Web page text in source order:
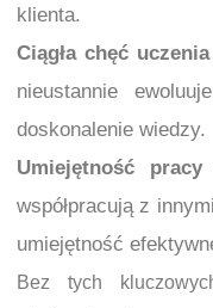
klienta.
Ciągła chęć
nieustannie
doskonalenie wiedzy.
Umiejętność
współpracują z
umiejętność
Bez tych